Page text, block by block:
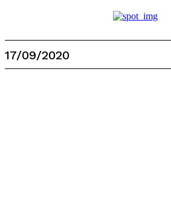
17/09/2020